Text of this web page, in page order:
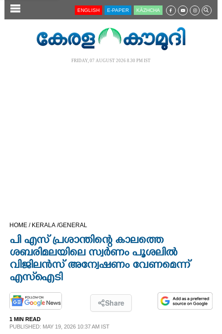
SECTIONS
OPINION
LIFESTYLE
ENGLISH E-PAPER KĀZHCHA
FRIDAY, 07 AUGUST 2026 8.30 PM IST
HOME / KERALA /GENERAL
പി എസ് പ്രശാന്തിന്റെ കാലത്തെ
ശബരിമലയിലെ സ്വർണം പൂശലിൽ
വിജിലൻസ് അന്വേഷണം വേണമെന്ന്
എസ്‌ഐടി
Share
1 MIN READ
PUBLISHED: MAY 19, 2026 10:37 AM IST